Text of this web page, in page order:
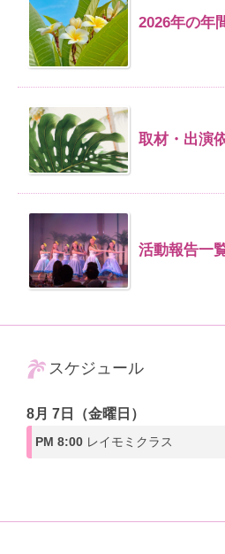
2026年の年
取材・出演
活動報告一
スケジュール
8月 7日（金曜日）
PM 8:00 レイモミクラス